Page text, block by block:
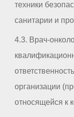
техники
санитарии и
4.3. Врач-
организации
относящейся к